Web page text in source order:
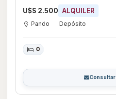
U$S 2.500 ALQUILER
Pando Depósito
0
Consultar